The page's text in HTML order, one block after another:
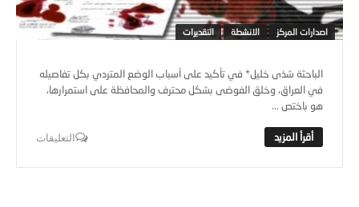
اصدارات المركز الانشطة التقديرات
الباحثة شذى خليل* في تأكيد على أسباب الوضع المتردي بكل تفاصيله
في العراق، وخلق الفوضى بشكل محترف والمحافظة على استمرارها،
هو باختص ...
التعليقات